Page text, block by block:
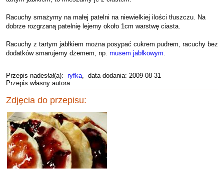
Racuchy smażymy na małej patelni na niewielkiej ilości tłuszczu. Na
dobrze rozgrzaną patelnię lejemy około 1cm warstwę ciasta.
Racuchy z tartym jabłkiem można posypać cukrem pudrem, racuchy bez
dodatków smarujemy dżemem, np. musem jabłkowym.
Przepis nadesłał(a): ryfka, data dodania: 2009-08-31
Przepis własny autora.
Zdjęcia do przepisu: